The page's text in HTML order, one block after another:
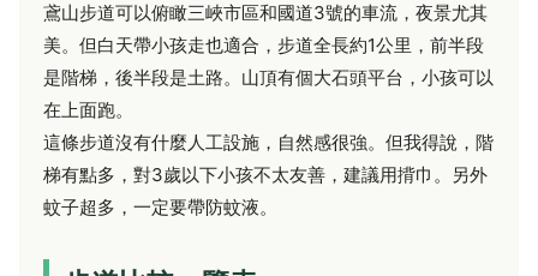
鳶山步道可以俯瞰三峽市區和國道3號的車流，夜景尤其
美。但白天帶小孩走也適合，步道全長約1公里，前半段
是階梯，後半段是土路。山頂有個大石頭平台，小孩可以
在上面跑。
這條步道沒有什麼人工設施，自然感很強。但我得說，階
梯有點多，對3歲以下小孩不太友善，建議用揹巾。另外
蚊子超多，一定要帶防蚊液。